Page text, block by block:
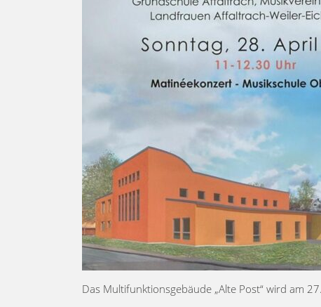
Das Multifunktionsgebäude „Alte Post“ wird am